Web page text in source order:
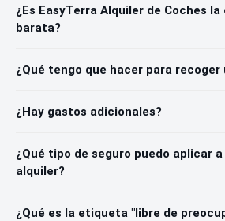
¿Es EasyTerra Alquiler de Coches
barata?
¿Qué tengo que hacer para recoger
¿Hay gastos adicionales?
¿Qué tipo de seguro puedo aplicar
alquiler?
¿Qué es la etiqueta "libre de